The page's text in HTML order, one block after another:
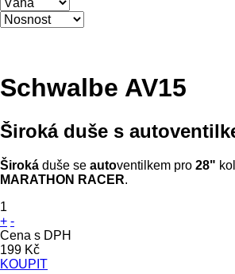
Schwalbe AV15
Široká duše s
Široká duše se autoventilkem pro 28"
MARATHON RACER.
1
+ -
Cena s DPH
199 Kč
KOUPIT